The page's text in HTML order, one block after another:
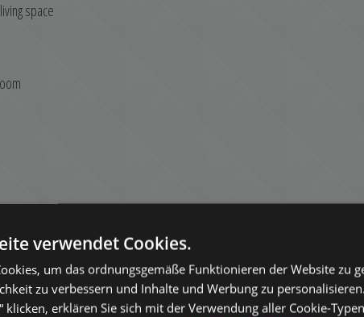
space
individually metered.
verwendet Cookies.
um das ordnungsgemäße Funktionieren der Website zu
zu verbessern und Inhalte und Werbung zu
klicken, erklären Sie sich mit der Verwendung aller Cookie-